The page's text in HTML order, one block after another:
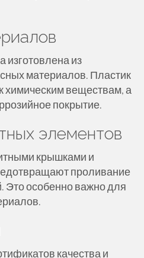
изготовлена из
материалов. Пластик
химическим веществам, а
покрытие.
элементов
крышками и
проливание
Это особенно важно для
качества и